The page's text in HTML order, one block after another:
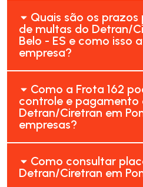
Quais são os
de multas do Detran/
Belo - ES e como isso
empresa?
Como a Frota 162
controle e pagamento
Detran/Ciretran em
empresas?
Como consultar
Detran/Ciretran em